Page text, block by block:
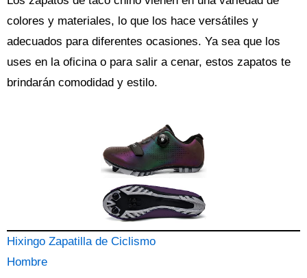
colores y materiales, lo que los hace versátiles y
adecuados para diferentes ocasiones. Ya sea que los
uses en la oficina o para salir a cenar, estos zapatos te
brindarán comodidad y estilo.
Hixingo Zapatilla de Ciclismo
Hombre